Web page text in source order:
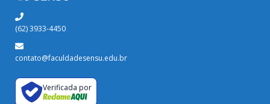
(62) 3933-4450
contato@faculdadesensu.edu.br
Verificada por